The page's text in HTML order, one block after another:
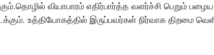
.தொழில் வியாபாரம் எதிர்பார்த்த வளர்ச்சி பெறும் பழைய
. உத்தியோகத்தில் இருப்பவர்கள் நிர்வாக திறமை